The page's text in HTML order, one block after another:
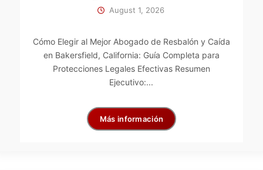
August 1, 2026
Cómo Elegir al Mejor Abogado de Resbalón y Caída
en Bakersfield, California: Guía Completa para
Protecciones Legales Efectivas Resumen
Ejecutivo:...
Más información